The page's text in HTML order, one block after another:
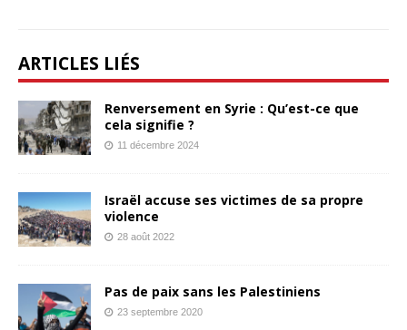
ARTICLES LIÉS
Renversement en Syrie : Qu’est-ce que
cela signifie ?
11 décembre 2024
Israël accuse ses victimes de sa propre
violence
28 août 2022
Pas de paix sans les Palestiniens
23 septembre 2020